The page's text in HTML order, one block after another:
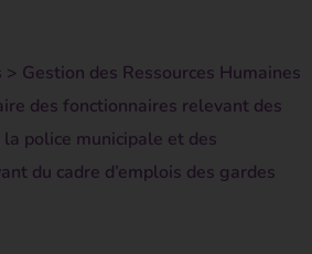
> Gestion des Ressources Humaines
des fonctionnaires relevant des
la police municipale et des
du cadre d’emplois des gardes